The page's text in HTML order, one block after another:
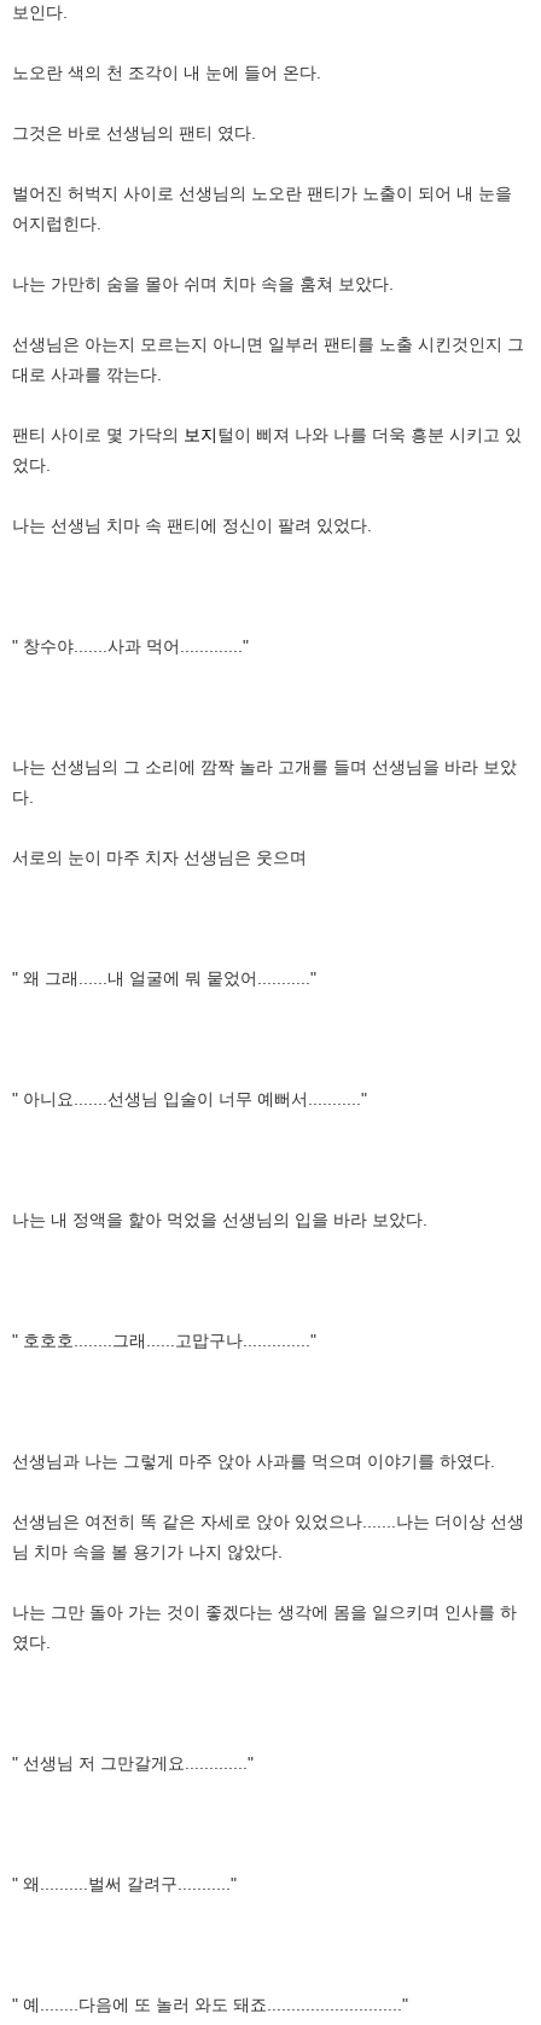
보인다.
노오란 색의 천 조각이 내 눈에 들어 온다.
그것은 바로 선생님의 팬티 였다.
벌어진 허벅지 사이로 선생님의 노오란 팬티가 노출이 되어 내 눈을
어지럽힌다.
나는 가만히 숨을 몰아 쉬며 치마 속을 훔쳐 보았다.
선생님은 아는지 모르는지 아니면 일부러 팬티를 노출 시킨것인지 그
대로 사과를 깎는다.
팬티 사이로 몇 가닥의 보지털이 삐져 나와 나를 더욱 흥분 시키고 있
었다.
나는 선생님 치마 속 팬티에 정신이 팔려 있었다.
" 창수야.......사과 먹어............."
나는 선생님의 그 소리에 깜짝 놀라 고개를 들며 선생님을 바라 보았
다.
서로의 눈이 마주 치자 선생님은 웃으며
" 왜 그래......내 얼굴에 뭐 뭍었어..........."
" 아니요.......선생님 입술이 너무 예뻐서..........."
나는 내 정액을 핥아 먹었을 선생님의 입을 바라 보았다.
" 호호호........그래......고맙구나.............."
선생님과 나는 그렇게 마주 앉아 사과를 먹으며 이야기를 하였다.
선생님은 여전히 똑 같은 자세로 앉아 있었으나.......나는 더이상 선생
님 치마 속을 볼 용기가 나지 않았다.
나는 그만 돌아 가는 것이 좋겠다는 생각에 몸을 일으키며 인사를 하
였다.
" 선생님 저 그만갈게요............."
" 왜..........벌써 갈려구..........."
" 예........다음에 또 놀러 와도 돼죠............................"